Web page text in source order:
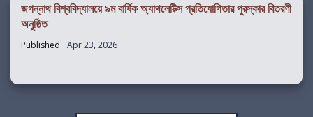
জগন্নাথ বিশ্ববিদ্যালয়ে ৯ম বার্ষিক অ্যাথলেটিক্স প্রতিযোগিতার পুরস্কার বিতরণী
অনুষ্ঠিত
Published Apr 23, 2026